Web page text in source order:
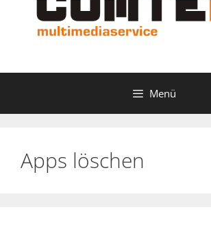
Menü
Apps löschen